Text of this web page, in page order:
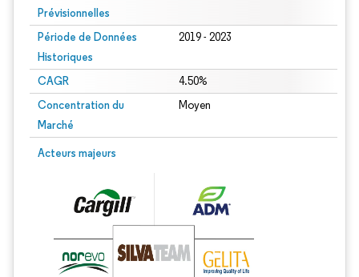
Prévisionnelles
Période de Données
Historiques
2019 - 2023
CAGR 4.50%
Concentration du
Marché
Moyen
Acteurs majeurs